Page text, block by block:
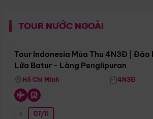
TOUR NƯỚC NGOÀI
Tour Indonesia Mùa Thu 4N3Đ | Đảo
Lửa Batur - Làng Penglipuran
Hồ Chí Minh 4N3Đ
07/11